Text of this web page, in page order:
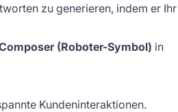
zu generieren, indem er Ihr
(Roboter-Symbol) in
Kundeninteraktionen.